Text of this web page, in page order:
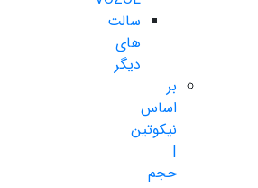
سالت
های
دیگر
بر
اساس
نیکوتین
|
حجم